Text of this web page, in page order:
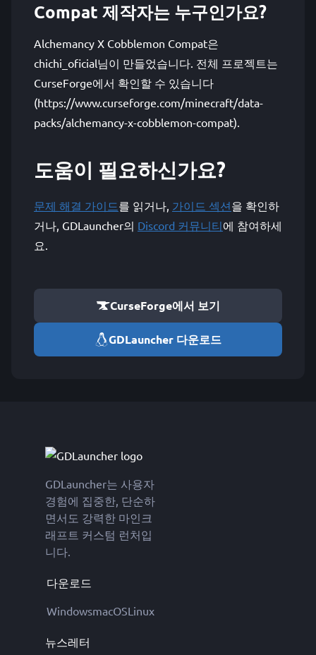
Compat 제작자는 누구인가요?
Alchemancy X Cobblemon Compat은
chichi_oficial님이 만들었습니다. 전체 프로젝트는
CurseForge에서 확인할 수 있습니다
(https://www.curseforge.com/minecraft/data-
packs/alchemancy-x-cobblemon-compat).
도움이 필요하신가요?
문제 해결 가이드를 읽거나, 가이드 섹션을 확인하
거나, GDLauncher의 Discord 커뮤니티에 참여하세
요.
CurseForge에서 보기
GDLauncher 다운로드
GDLauncher는 사용자
경험에 집중한, 단순하
면서도 강력한 마인크
래프트 커스텀 런처입
니다.
다운로드
WindowsmacOSLinux
뉴스레터